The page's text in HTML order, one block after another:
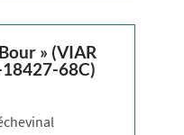
» (VIAR
18427-68C)